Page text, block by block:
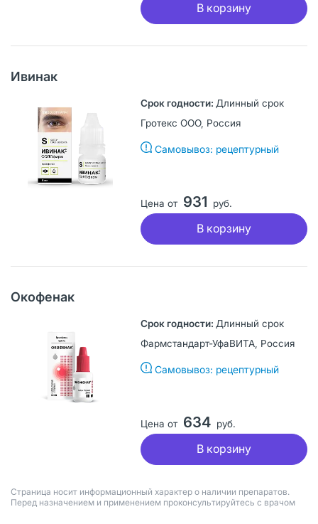
В корзину
Ивинак
Длинный срок
Гротекс ООО, Россия
Самовывоз: рецептурный
Цена от 931 руб.
В корзину
Окофенак
Длинный срок
Фармстандарт-УфаВИТА, Россия
Самовывоз: рецептурный
Цена от 634 руб.
В корзину
Страница носит информационный характер о наличии препаратов.
Перед назначением и применением проконсультируйтесь с врачом